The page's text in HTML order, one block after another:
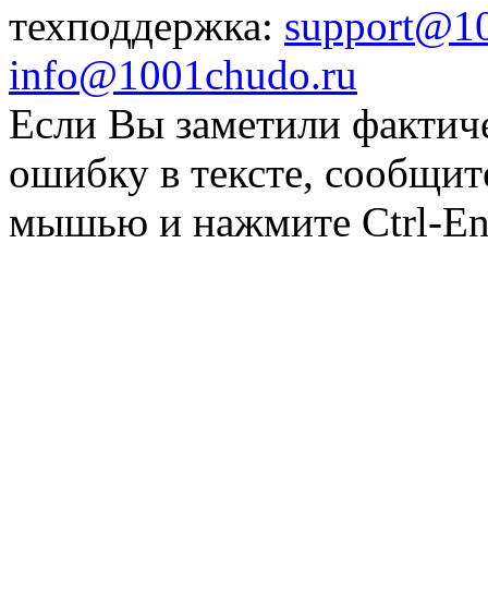
техподдержка:
info@1001chudo.ru
Если Вы заметили
ошибку в тексте,
мышью и нажмите Ctrl-